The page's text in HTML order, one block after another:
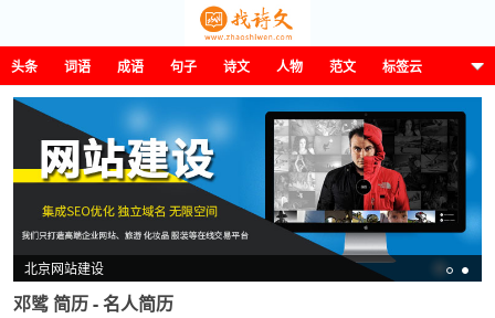
这诗那文找诗文
头条 词语 成语 句子 诗文 人物 范文 标签云
北京网站建设
邓骘 简历 - 名人简历